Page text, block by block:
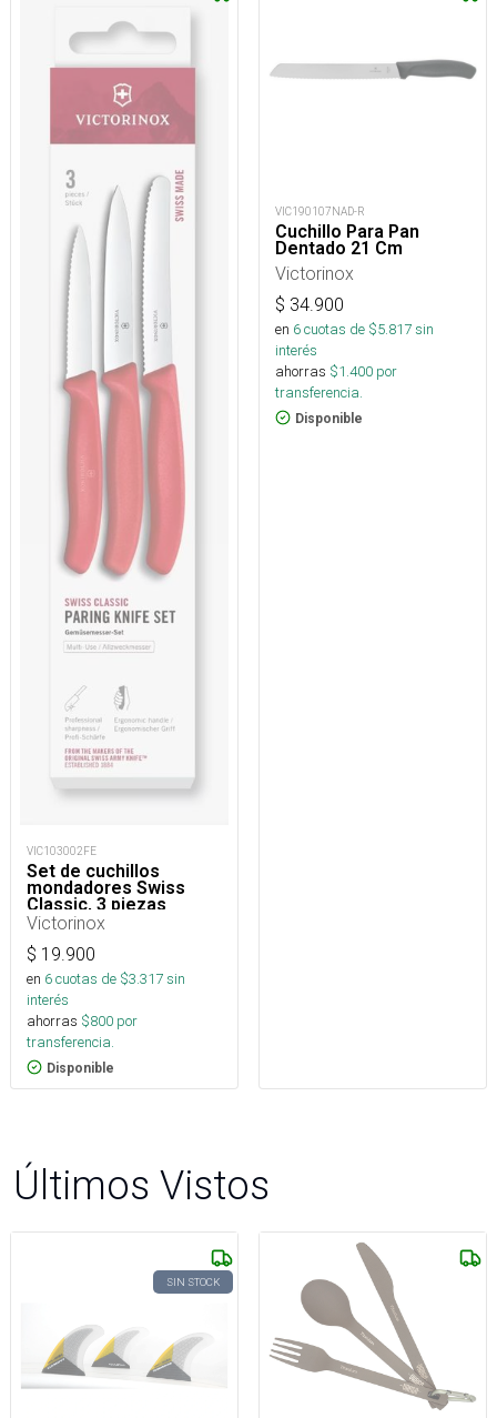
VIC103002FE
Set de cuchillos
mondadores Swiss
Classic, 3 piezas
Victorinox
$ 19.900
en 6cuotas de $3.317sin
interés
ahorras $800 por
transferencia.
Disponible
VIC190107NAD-R
Cuchillo Para Pan
Dentado 21 Cm
Victorinox
$ 34.900
en 6cuotas de $5.817sin
interés
ahorras $1.400 por
transferencia.
Disponible
Últimos Vistos
SIN STOCK